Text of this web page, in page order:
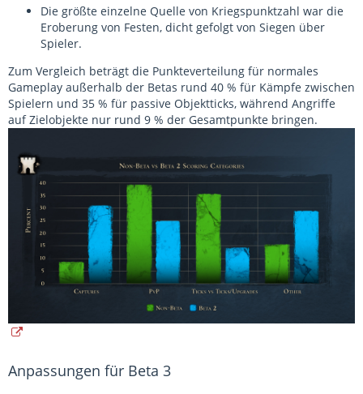
Die größte einzelne Quelle von Kriegspunktzahl war die
Eroberung von Festen, dicht gefolgt von Siegen über
Spieler.
Zum Vergleich beträgt die Punkteverteilung für normales
Gameplay außerhalb der Betas rund 40 % für Kämpfe zwischen
Spielern und 35 % für passive Objektticks, während Angriffe
auf Zielobjekte nur rund 9 % der Gesamtpunkte bringen.
Anpassungen für Beta 3